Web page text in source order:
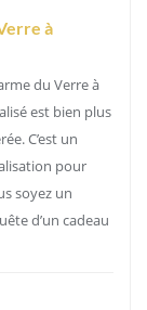
à
du Verre à
est bien plus
C’est un
pour
soyez un
d’un cadeau